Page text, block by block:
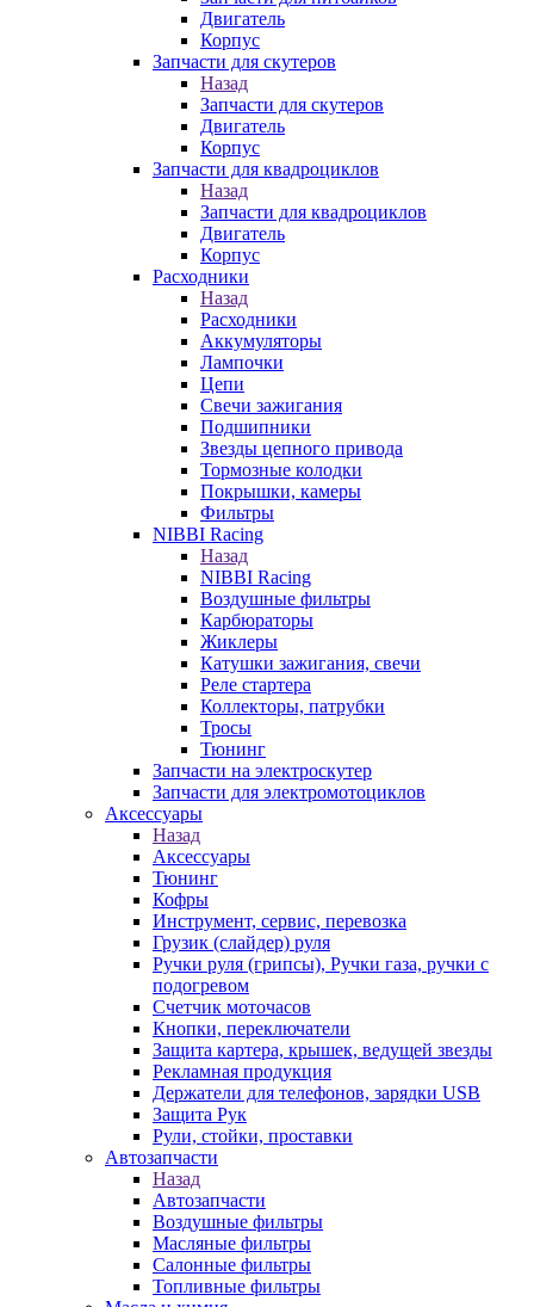
Двигатель
Корпус
Запчасти для скутеров
Назад
Запчасти для скутеров
Двигатель
Корпус
Запчасти для квадроциклов
Назад
Запчасти для квадроциклов
Двигатель
Корпус
Расходники
Назад
Расходники
Аккумуляторы
Лампочки
Цепи
Свечи зажигания
Подшипники
Звезды цепного привода
Тормозные колодки
Покрышки, камеры
Фильтры
NIBBI Racing
Назад
NIBBI Racing
Воздушные фильтры
Карбюраторы
Жиклеры
Катушки зажигания, свечи
Реле стартера
Коллекторы, патрубки
Тросы
Тюнинг
Запчасти на электроскутер
Запчасти для электромотоциклов
Аксессуары
Назад
Аксессуары
Тюнинг
Кофры
Инструмент, сервис, перевозка
Грузик (слайдер) руля
Ручки руля (грипсы), Ручки газа, ручки с
подогревом
Счетчик моточасов
Кнопки, переключатели
Защита картера, крышек, ведущей звезды
Рекламная продукция
Держатели для телефонов, зарядки USB
Защита Рук
Рули, стойки, проставки
Автозапчасти
Назад
Автозапчасти
Воздушные фильтры
Масляные фильтры
Салонные фильтры
Топливные фильтры